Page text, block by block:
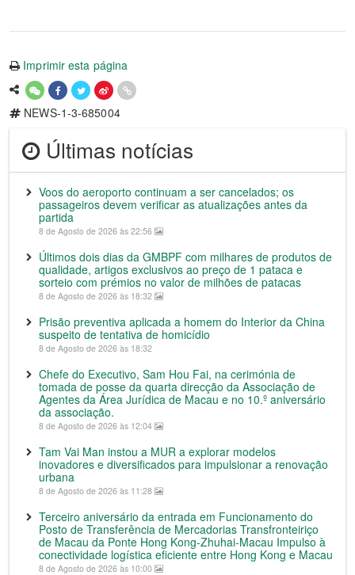
Imprimir esta página
NEWS-1-3-685004
Últimas notícias
Voos do aeroporto continuam a ser cancelados; os
passageiros devem verificar as atualizações antes da
partida
8 de Agosto de 2026 às 22:56
Últimos dois dias da GMBPF com milhares de produtos de
qualidade, artigos exclusivos ao preço de 1 pataca e
sorteio com prémios no valor de milhões de patacas
8 de Agosto de 2026 às 18:32
Prisão preventiva aplicada a homem do Interior da China
suspeito de tentativa de homicídio
8 de Agosto de 2026 às 18:32
Chefe do Executivo, Sam Hou Fai, na cerimónia de
tomada de posse da quarta direcção da Associação de
Agentes da Área Jurídica de Macau e no 10.º aniversário
da associação.
8 de Agosto de 2026 às 12:04
Tam Vai Man instou a MUR a explorar modelos
inovadores e diversificados para impulsionar a renovação
urbana
8 de Agosto de 2026 às 11:28
Terceiro aniversário da entrada em Funcionamento do
Posto de Transferência de Mercadorias Transfronteiriço
de Macau da Ponte Hong Kong-Zhuhai-Macau Impulso à
conectividade logística eficiente entre Hong Kong e Macau
8 de Agosto de 2026 às 10:00